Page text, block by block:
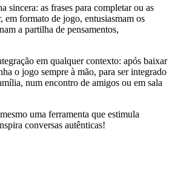
sincera: as frases para completar ou as
em formato de jogo, entusiasmam os
a partilha de pensamentos,
em qualquer contexto: após baixar
o jogo sempre à mão, para ser integrado
num encontro de amigos ou em sala
uma ferramenta que estimula
conversas autênticas!